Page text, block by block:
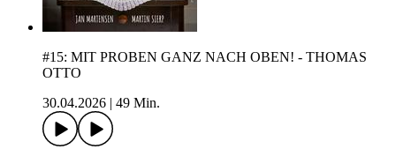
#15: MIT PROBEN GANZ NACH OBEN! - THOMAS
OTTO
30.04.2026
49 Min.